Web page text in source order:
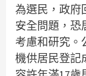
為選民，政府
安全問題，恐
考慮和研究。
機供居民登記